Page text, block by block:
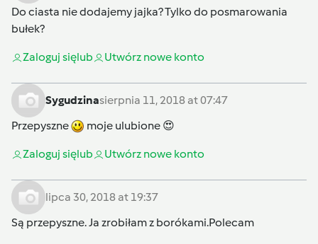
Do ciasta nie dodajemy jajka? Tylko do posmarowania
bułek?
Zaloguj sięlub Utwórz nowe konto
Sygudzinasierpnia 11, 2018 at 07:47
Przepyszne
moje ulubione 😍
Zaloguj sięlub Utwórz nowe konto
lipca 30, 2018 at 19:37
Są przepyszne. Ja zrobiłam z borókami.Polecam